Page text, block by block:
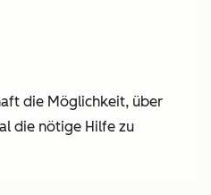
die Möglichkeit, über
die nötige Hilfe zu